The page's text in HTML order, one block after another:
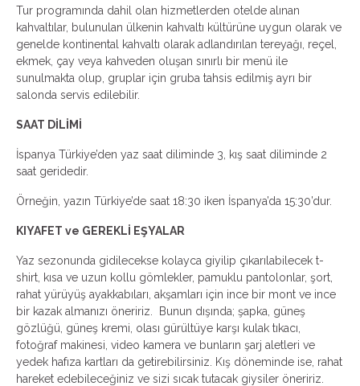
Tur programında dahil olan hizmetlerden otelde alınan
kahvaltılar, bulunulan ülkenin kahvaltı kültürüne uygun olarak ve
genelde kontinental kahvaltı olarak adlandırılan tereyağı, reçel,
ekmek, çay veya kahveden oluşan sınırlı bir menü ile
sunulmakta olup, gruplar için gruba tahsis edilmiş ayrı bir
salonda servis edilebilir.
SAAT DİLİMİ
İspanya Türkiye’den yaz saat diliminde 3, kış saat diliminde 2
saat geridedir.
Örneğin, yazın Türkiye’de saat 18:30 iken İspanya’da 15:30’dur.
KIYAFET ve GEREKLİ EŞYALAR
Yaz sezonunda gidilecekse kolayca giyilip çıkarılabilecek t-
shirt, kısa ve uzun kollu gömlekler, pamuklu pantolonlar, şort,
rahat yürüyüş ayakkabıları, akşamları için ince bir mont ve ince
bir kazak almanızı öneririz. Bunun dışında; şapka, güneş
gözlüğü, güneş kremi, olası gürültüye karşı kulak tıkacı,
fotoğraf makinesi, video kamera ve bunların şarj aletleri ve
yedek hafıza kartları da getirebilirsiniz. Kış döneminde ise, rahat
hareket edebileceğiniz ve sizi sıcak tutacak giysiler öneririz.